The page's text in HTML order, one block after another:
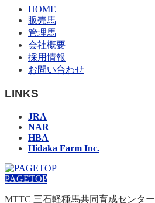
HOME
販売馬
管理馬
会社概要
採用情報
お問い合わせ
LINKS
JRA
NAR
HBA
Hidaka Farm Inc.
PAGETOP
MTTC 三石軽種馬共同育成センター